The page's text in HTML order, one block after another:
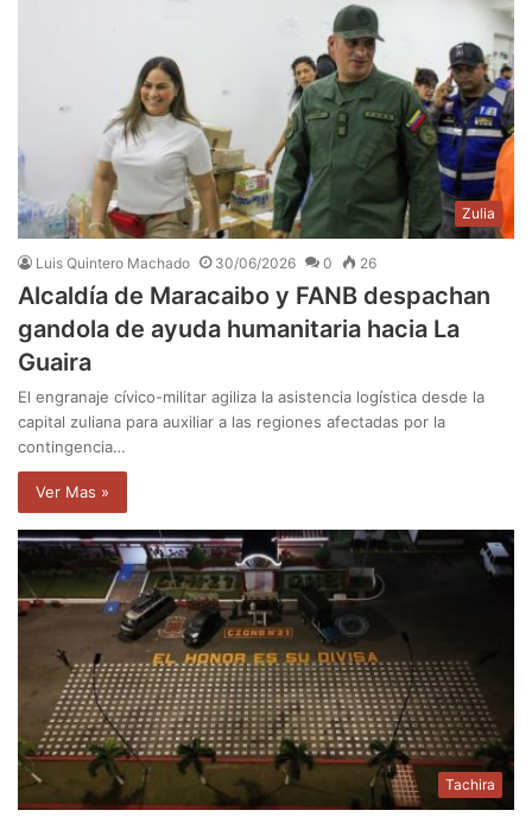
Zulia
Luis Quintero Machado 30/06/2026 0 26
Alcaldía de Maracaibo y FANB despachan
gandola de ayuda humanitaria hacia La
Guaira
El engranaje cívico-militar agiliza la asistencia logística desde la
capital zuliana para auxiliar a las regiones afectadas por la
contingencia…
Ver Mas »
Tachira